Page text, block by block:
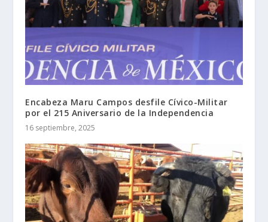
Encabeza Maru Campos desfile Cívico-Militar
por el 215 Aniversario de la Independencia
16 septiembre, 2025